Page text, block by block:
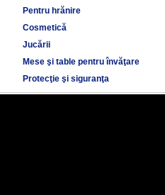
Pentru hrănire
Cosmetică
Jucării
Mese şi table pentru învăţare
Protecţie şi siguranţa